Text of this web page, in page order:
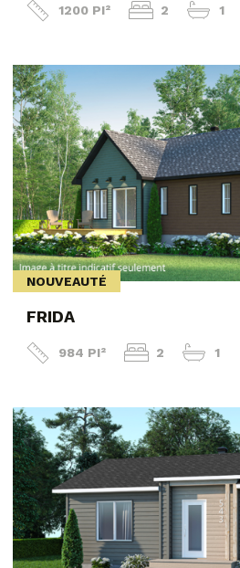
1200 PI² 2 1
NOUVEAUTÉ
FRIDA
984 PI² 2 1